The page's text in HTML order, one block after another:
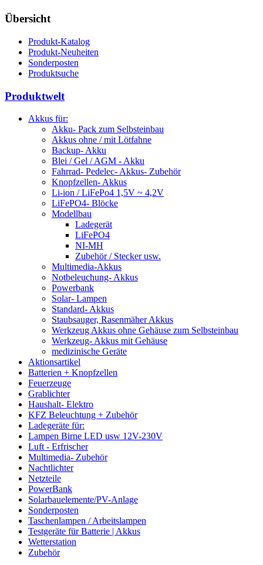
Übersicht
Produkt-Katalog
Produkt-Neuheiten
Sonderposten
Produktsuche
Produktwelt
Akkus für:
Akku- Pack zum Selbsteinbau
Akkus ohne / mit Lötfahne
Backup- Akku
Blei / Gel / AGM - Akku
Fahrrad- Pedelec- Akkus- Zubehör
Knopfzellen- Akkus
Li-ion / LiFePo4 1,5V ~ 4,2V
LiFePO4- Blöcke
Modellbau
Ladegerät
LiFePO4
NI-MH
Zubehör / Stecker usw.
Multimedia-Akkus
Notbeleuchung- Akkus
Powerbank
Solar- Lampen
Standard- Akkus
Staubsauger, Rasenmäher Akkus
Werkzeug Akkus ohne Gehäuse zum Selbsteinbau
Werkzeug- Akkus mit Gehäuse
medizinische Geräte
Aktionsartikel
Batterien + Knopfzellen
Feuerzeuge
Grablichter
Haushalt- Elektro
KFZ Beleuchtung + Zubehör
Ladegeräte für:
Lampen Birne LED usw 12V-230V
Luft - Erfrischer
Multimedia- Zubehör
Nachtlichter
Netzteile
PowerBank
Solarbauelemente/PV-Anlage
Sonderposten
Taschenlampen / Arbeitslampen
Testgeräte für Batterie | Akkus
Wetterstation
Zubehör